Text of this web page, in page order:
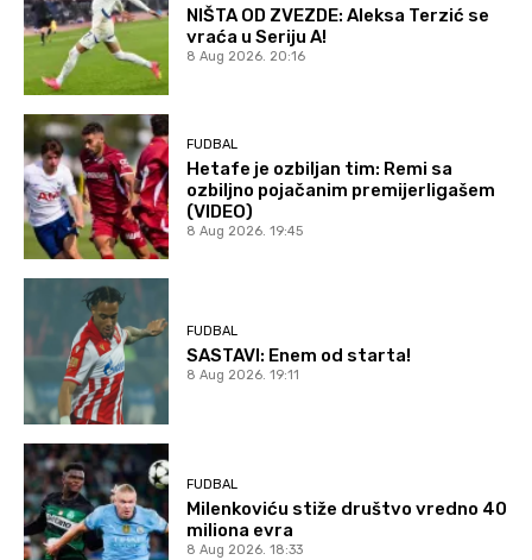
NIŠTA OD ZVEZDE: Aleksa Terzić se
vraća u Seriju A!
8 Aug 2026. 20:16
FUDBAL
Hetafe je ozbiljan tim: Remi sa
ozbiljno pojačanim premijerligašem
(VIDEO)
8 Aug 2026. 19:45
FUDBAL
SASTAVI: Enem od starta!
8 Aug 2026. 19:11
FUDBAL
Milenkoviću stiže društvo vredno 40
miliona evra
8 Aug 2026. 18:33